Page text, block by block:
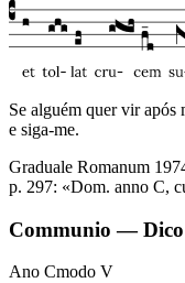
Se alguém quer vir após
e siga-me.
Graduale Romanum
p. 297: «Dom. anno C,
Communio —
Ano Cmodo V